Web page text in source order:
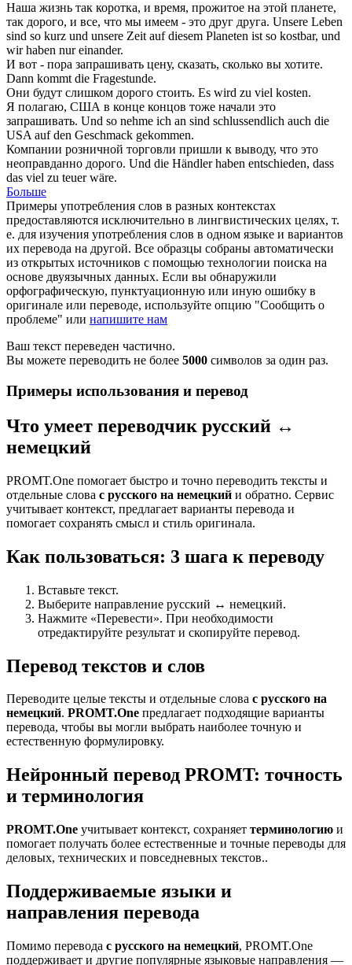
Наша жизнь так коротка, и время, прожитое на этой планете,
так дорого, и все, что мы имеем - это друг друга. Unsere Leben
sind so kurz und unsere Zeit auf diesem Planeten ist so kostbar, und
wir haben nur einander.
И вот - пора запрашивать цену, сказать, сколько вы хотите.
Dann kommt die Fragestunde.
Они будут слишком дорого стоить. Es wird zu viel kosten.
Я полагаю, США в конце концов тоже начали это
запрашивать. Und so nehme ich an sind schlussendlich auch die
USA auf den Geschmack gekommen.
Компании розничной торговли пришли к выводу, что это
неоправданно дорого. Und die Händler haben entschieden, dass
das viel zu teuerwäre.
Больше
Примеры употребления слов в разных контекстах
предоставляются исключительно в лингвистических целях, т.
е. для изучения употребления слов в одном языке и вариантов
их перевода на другой. Все образцы собраны автоматически
из открытых источников с помощью технологии поиска на
основе двуязычных данных. Если вы обнаружили
орфографическую, пунктуационную или иную ошибку в
оригинале или переводе, используйте опцию "Сообщить о
проблеме" или напишите нам
Ваш текст переведен частично.
Вы можете переводить не более 5000 символов за один раз.
Примеры использования и перевод
Что умеет переводчик русский ↔
немецкий
PROMT.One помогает быстро и точно переводить тексты и
отдельные слова с русского на немецкий и обратно. Сервис
учитывает контекст, предлагает варианты перевода и
помогает сохранять смысл и стиль оригинала.
Как пользоваться: 3 шага к переводу
Вставьте текст.
Выберите направление русский ↔ немецкий.
Нажмите «Перевести». При необходимости
отредактируйте результат и скопируйте перевод.
Перевод текстов и слов
Переводите целые тексты и отдельные слова с русского на
немецкий. PROMT.One предлагает подходящие варианты
перевода, чтобы вы могли выбрать наиболее точную и
естественную формулировку.
Нейронный перевод PROMT: точность
и терминология
PROMT.One учитывает контекст, сохраняет терминологию и
помогает получать более естественные и точные переводы для
деловых, технических и повседневных текстов..
Поддерживаемые языки и
направления перевода
Помимо перевода с русского на немецкий, PROMT.One
поддерживает и другие популярные языковые направления —